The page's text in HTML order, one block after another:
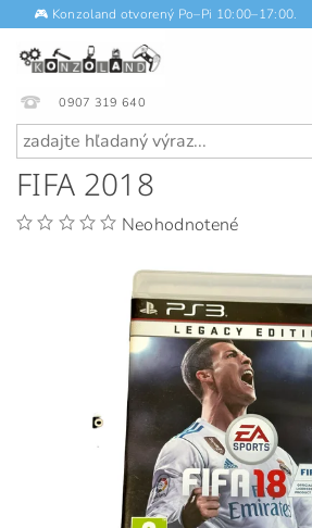
🎮 Konzoland otvorený Po–Pi 10:00–17:00.
0907 319 640
FIFA 2018
Neohodnotené